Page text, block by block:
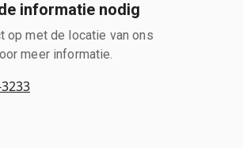
informatie nodig
op met de locatie van ons
meer informatie.